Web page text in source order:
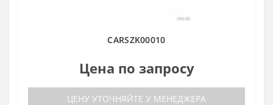
CARSZK00010
Цена по запросу
ЦЕНУ УТОЧНЯЙТЕ У МЕНЕДЖЕРА